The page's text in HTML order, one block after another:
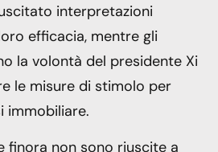
interpretazioni
efficacia, mentre gli
la volontà del presidente Xi
le misure di stimolo per
immobiliare.
finora non sono riuscite a